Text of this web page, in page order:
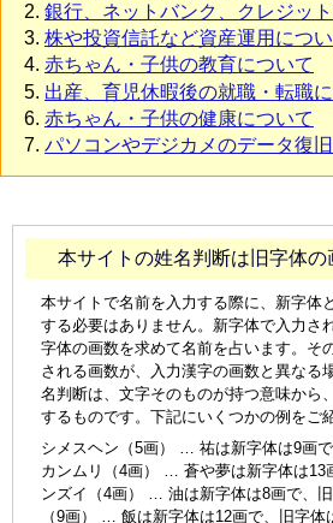
銀行、ネットバンク、クレジッ
株や投資信託など資産運用につ
赤ちゃん・子供の教育について
出産、育児休暇後の就職・転職
赤ちゃん・子供の健康について
パソコンやデジカメのデータ復
本サイトの姓名判断は旧字体の
本サイトで名前を入力する際に、新字体
する必要はありません。新字体で入力さ
字体の画数を求めて名前を占います。そ
される画数が、入力漢字の画数と異なる
名判断は、文字そのものが持つ意味から
するものです。下記にいくつかの例をご
シメスヘン（5画） … 祐は新字体は9画
カンムリ（4画） … 蒼や夢は新字体は13
ンズイ（4画） … 油は新字体は8画で、
（9画） … 飯は新字体は12画で、旧字体